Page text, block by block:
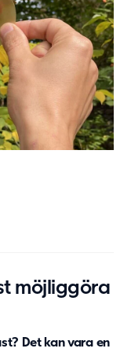
möjliggöra
Det kan vara en